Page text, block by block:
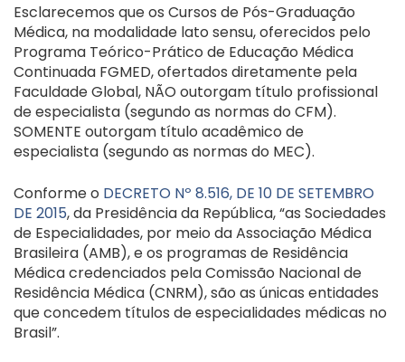
Esclarecemos que os Cursos de Pós-Graduação
Médica, na modalidade lato sensu, oferecidos pelo
Programa Teórico-Prático de Educação Médica
Continuada FGMED, ofertados diretamente pela
Faculdade Global, NÃO outorgam título profissional
de especialista (segundo as normas do CFM).
SOMENTE outorgam título acadêmico de
especialista (segundo as normas do MEC).
Conforme o DECRETO Nº 8.516, DE 10 DE SETEMBRO
DE 2015, da Presidência da República, “as Sociedades
de Especialidades, por meio da Associação Médica
Brasileira (AMB), e os programas de Residência
Médica credenciados pela Comissão Nacional de
Residência Médica (CNRM), são as únicas entidades
que concedem títulos de especialidades médicas no
Brasil”.